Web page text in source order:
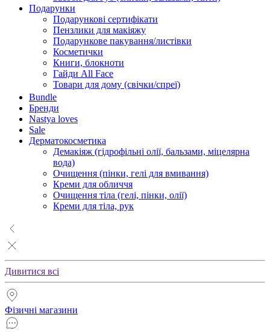
Подарунки
Подарункові сертифікати
Пензлики для макіяжу
Подарункове пакування/листівки
Косметички
Книги, блокноти
Гайди All Face
Товари для дому (свічки/спреї)
Bundle
Бренди
Nastya loves
Sale
Дерматокосметика
Демакіяж (гідрофільні олії, бальзами, міцелярна
вода)
Очищення (пінки, гелі для вмивання)
Креми для обличчя
Очищення тіла (гелі, пінки, олії)
Креми для тіла, рук
Дивитися всі
Фізичні магазини